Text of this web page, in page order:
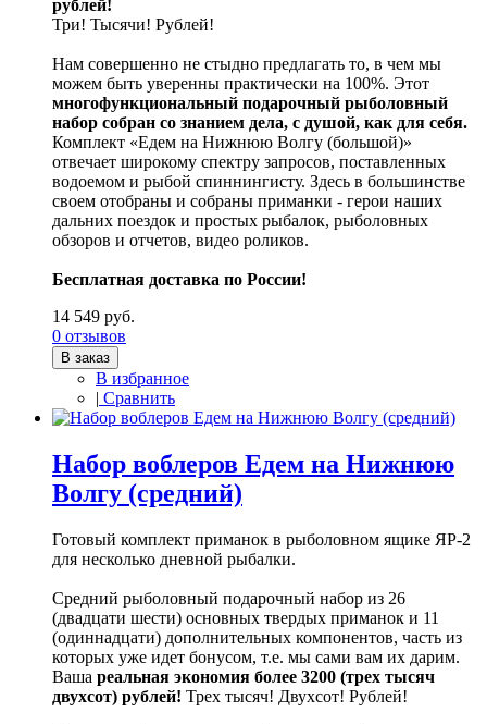
рублей!
Три! Тысячи! Рублей!
Нам совершенно не стыдно предлагать то, в чем мы
можем быть уверенны практически на 100%. Этот
многофункциональный подарочный рыболовный
набор собран со знанием дела, с душой, как для себя.
Комплект «Едем на Нижнюю Волгу (большой)»
отвечает широкому спектру запросов, поставленных
водоемом и рыбой спиннингисту. Здесь в большинстве
своем отобраны и собраны приманки - герои наших
дальних поездок и простых рыбалок, рыболовных
обзоров и отчетов, видео роликов.
Бесплатная доставка по России!
14 549 руб.
0 отзывов
В заказ
В избранное
| Сравнить
Набор воблеров Едем на Нижнюю
Волгу (средний)
Готовый комплект приманок в рыболовном ящике ЯР-2
для несколько дневной рыбалки.
Средний рыболовный подарочный набор из 26
(двадцати шести) основных твердых приманок и 11
(одиннадцати) дополнительных компонентов, часть из
которых уже идет бонусом, т.е. мы сами вам их дарим.
Ваша реальная экономия более 3200 (трех тысяч
двухсот) рублей! Трех тысяч! Двухсот! Рублей!